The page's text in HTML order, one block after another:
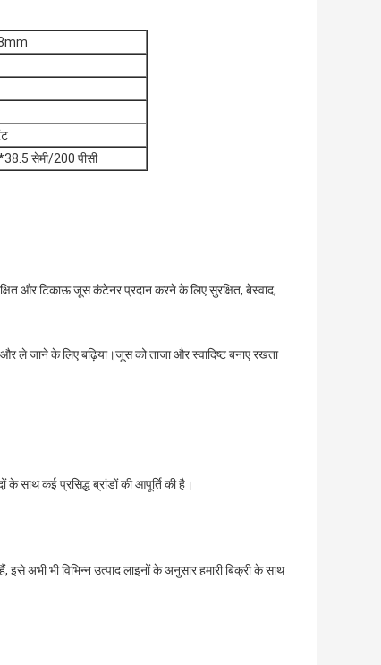
सेमी/200 पीसी
और टिकाऊ जूस कंटेनर प्रदान करने के लिए सुरक्षित, बेस्वाद,
जाने के लिए बढ़िया।जूस को ताजा और स्वादिष्ट बनाए रखता
के साथ कई प्रसिद्ध ब्रांडों की आपूर्ति की है।
भी विभिन्न उत्पाद लाइनों के अनुसार हमारी बिक्री के साथ